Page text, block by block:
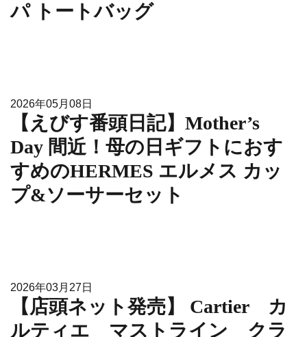
パ トートバッグ
2026年05月08日
【えびす番頭日記】Mother’s
Day 間近！母の日ギフトにおす
すめのHERMES エルメス カッ
プ&ソーサーセット
2026年03月27日
【店頭ネット発売】 Cartier カ
ルティエ マストライン クラ